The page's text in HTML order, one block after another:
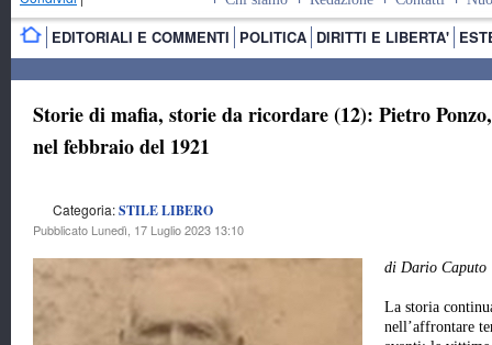
EDITORIALI E COMMENTI POLITICA DIRITTI E LIBERTA'
Storie di mafia, storie da ricordare (12): Pietro
nel febbraio del 1921
Categoria:STILE LIBERO
Pubblicato Lunedì, 17 Luglio 2023 13:10
di Dario Caputo
La storia
nell’affrontare